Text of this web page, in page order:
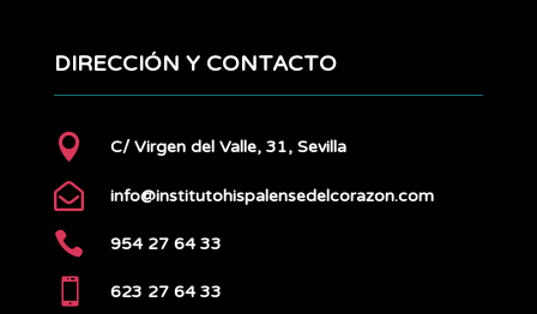
DIRECCIÓN Y CONTACTO
 C/ Virgen del Valle, 31, Sevilla
 info@institutohispalensedelcorazon.com
 954 27 64 33
 623 27 64 33